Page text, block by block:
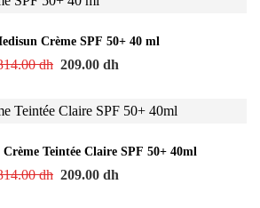
Crème SPF 50+ 40 ml
dh 209.00 dh
Teintée Claire SPF 50+ 40ml
dh 209.00 dh